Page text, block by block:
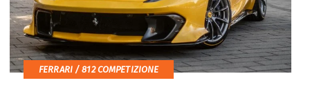
FERRARI / 812 COMPETIZIONE